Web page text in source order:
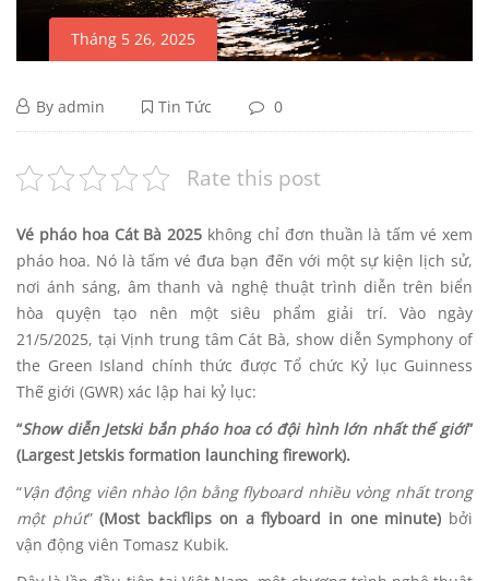
Tháng 5 26, 2025
Vé
Pháo
Hoa
Cát
Bà
2025:
Đẳng
Cấp
Kỷ
Tháng
5
2025
By admin Tin Tức 0
Vé
Pháo
Hoa
Cát
Bà
2025:
Đẳng
Cấp
Kỷ
Rate this post
Vé pháo hoa Cát Bà 2025 không chỉ đơn thuần là tấm vé xem
pháo hoa. Nó là tấm vé đưa bạn đến với một sự kiện lịch sử,
nơi ánh sáng, âm thanh và nghệ thuật trình diễn trên biển
hòa quyện tạo nên một siêu phẩm giải trí. Vào ngày
21/5/2025, tại Vịnh trung tâm Cát Bà, show diễn Symphony of
the Green Island chính thức được Tổ chức Kỷ lục Guinness
Thế giới (GWR) xác lập hai kỷ lục:
“Show diễn Jetski bắn pháo hoa có đội hình lớn nhất thế giới”
(Largest Jetskis formation launching firework).
“Vận động viên nhào lộn bằng flyboard nhiều vòng nhất trong
một phút”(Most backflips on a flyboard in one minute) bởi
vận động viên Tomasz Kubik.